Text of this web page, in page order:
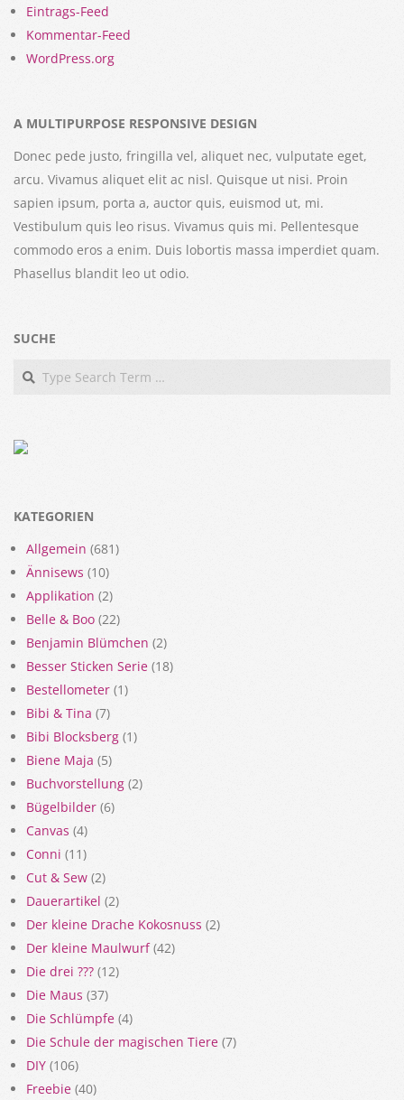
Eintrags-Feed
Kommentar-Feed
WordPress.org
A MULTIPURPOSE RESPONSIVE DESIGN
Donec pede justo, fringilla vel, aliquet nec, vulputate eget,
arcu. Vivamus aliquet elit ac nisl. Quisque ut nisi. Proin
sapien ipsum, porta a, auctor quis, euismod ut, mi.
Vestibulum quis leo risus. Vivamus quis mi. Pellentesque
commodo eros a enim. Duis lobortis massa imperdiet quam.
Phasellus blandit leo ut odio.
SUCHE
Search
KATEGORIEN
Allgemein (681)
Ännisews (10)
Applikation (2)
Belle & Boo (22)
Benjamin Blümchen (2)
Besser Sticken Serie (18)
Bestellometer (1)
Bibi & Tina (7)
Bibi Blocksberg (1)
Biene Maja (5)
Buchvorstellung (2)
Bügelbilder (6)
Canvas (4)
Conni (11)
Cut & Sew (2)
Dauerartikel (2)
Der kleine Drache Kokosnuss (2)
Der kleine Maulwurf(42)
Die drei ??? (12)
Die Maus (37)
Die Schlümpfe (4)
Die Schule der magischen Tiere (7)
DIY (106)
Freebie (40)